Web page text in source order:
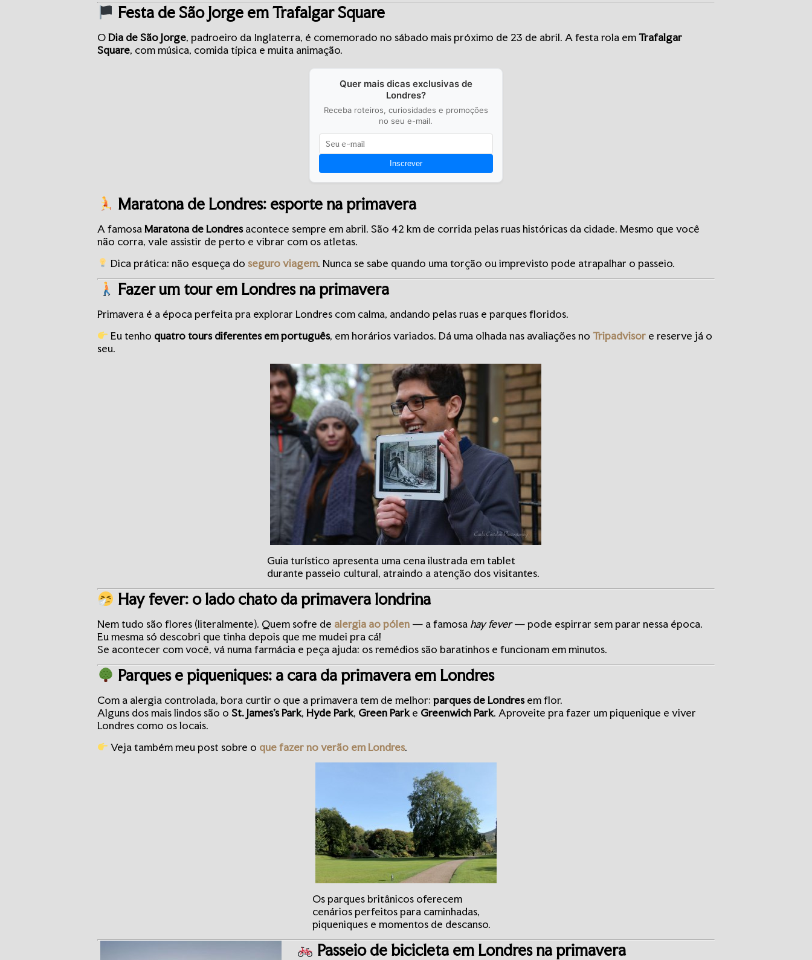
Festa de São Jorge em Trafalgar Square
ODia de São Jorge, padroeiro da Inglaterra, é comemorado no sábado mais próximo de 23 de abril. A festa rola emTrafalgar
Square, com música, comida típica e muita animação.
Quer mais dicas exclusivas de
Londres?
Receba roteiros, curiosidades e promoções
no seu e-mail.
Inscrever
Maratona de Londres: esporte na primavera
A famosaMaratona de Londresacontece sempre em abril. São 42 km de corrida pelas ruas históricas da cidade. Mesmo que você
não corra, vale assistir de perto e vibrar com os atletas.
Dica prática: não esqueça do seguro viagem. Nunca se sabe quando uma torção ou imprevisto pode atrapalhar o passeio.
Fazer um tour em Londres na primavera
Primavera é a época perfeita pra explorar Londres com calma, andando pelas ruas e parques floridos.
Eu tenho quatro tours diferentes em português, em horários variados. Dá uma olhada nas avaliações noTripadvisor e reserve já o
seu.
Guia turístico apresenta uma cena ilustrada em tablet
durante passeio cultural, atraindo a atenção dos visitantes.
Hay fever: o lado chato da primavera londrina
Nem tudo são flores (literalmente). Quem sofre de alergia ao pólen — a famosa hay fever— pode espirrar sem parar nessa época.
Eu mesma só descobri que tinha depois que me mudei pra cá!
Se acontecer com você, vá numa farmácia e peça ajuda: os remédios são baratinhos e funcionam em minutos.
Parques e piqueniques: a cara da primavera em Londres
Com a alergia controlada, bora curtir o que a primavera tem de melhor:parques de Londresem flor.
Alguns dos mais lindos são oSt. James’s Park,Hyde Park, Green Parke Greenwich Park. Aproveite pra fazer um piquenique e viver
Londres como os locais.
Veja também meu post sobre o que fazer no verão em Londres.
Os parques britânicos oferecem
cenários perfeitos para caminhadas,
piqueniques e momentos de descanso.
Passeio de bicicleta em Londres na primavera